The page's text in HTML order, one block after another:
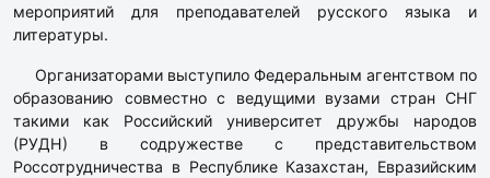
мероприятий для преподавателей русского языка и
литературы.
Организаторами выступило Федеральным агентством по
образованию совместно с ведущими вузами стран СНГ
такими как Российский университет дружбы народов
(РУДН) в содружестве с представительством
Россотрудничества в Республике Казахстан, Евразийским